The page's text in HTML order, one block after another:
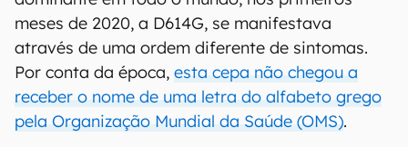
meses de 2020, a D614G, se manifestava
através de uma ordem diferente de sintomas.
Por conta da época, esta cepa não chegou a
receber o nome de uma letra do alfabeto grego
pela Organização Mundial da Saúde (OMS).